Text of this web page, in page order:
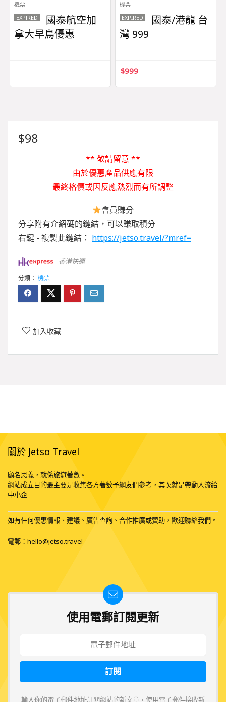
機票
EXPIRED
國泰航空加
拿大早鳥優惠
機票
EXPIRED
國泰/港龍 台
灣 999
$999
$98
** 敬請留意 **
由於優惠產品供應有限
最終格價或因反應熱烈而有所調整
會員賺分
分享附有介紹碼的鏈結，可以賺取積分
右鍵 - 複製此鏈結： https://jetso.travel/?mref=
香港快運
分類： 機票
加入收藏
關於 Jetso Travel
顧名思義，就係旅遊著數。
網站成立目的最主要是收集各方著數予網友們參考，其次就是帶動人流給
中小企
如有任何優惠情報、建議、廣告查詢、合作推廣或贊助，歡迎聯絡我們。
電郵： hello@jetso.travel
使用電郵訂閱更新
輸入你的電子郵件地址訂閱網站的新文章，使用電子郵件接收新